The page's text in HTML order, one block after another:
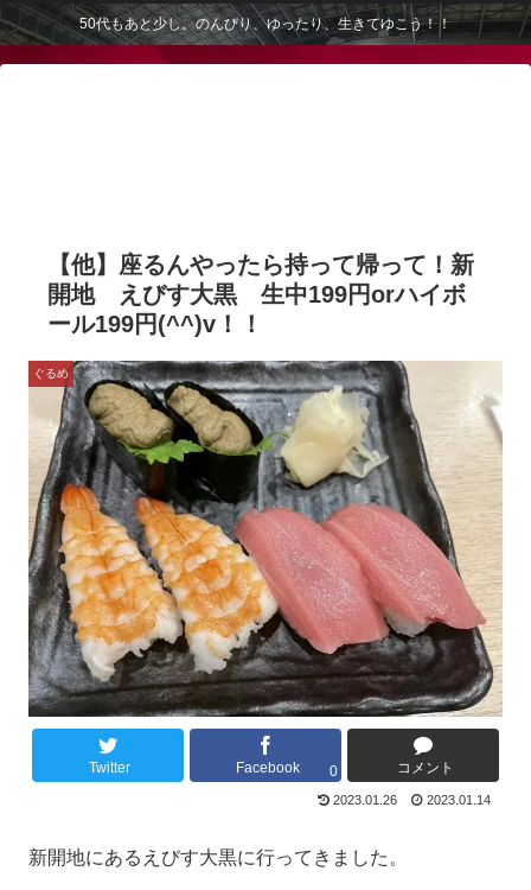
50代もあと少し。のんびり、ゆったり、生きてゆこう！！
【他】座るんやったら持って帰って！新
開地 えびす大黒 生中199円orハイボ
ール199円(^^)v！！
ぐるめ
Twitter Facebook 0 コメント
2023.01.26 2023.01.14
新開地にあるえびす大黒に行ってきました。